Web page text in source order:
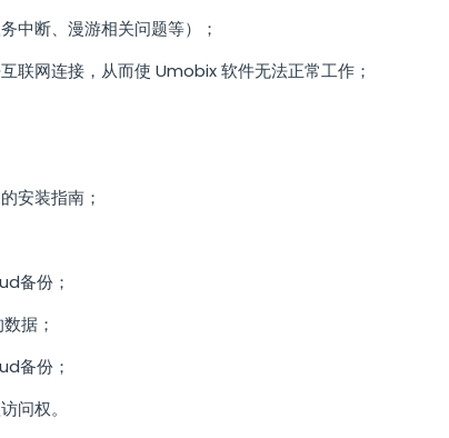
中断、漫游相关问题等）；
联网连接，从而使 Umobix 软件无法正常工作；
安装指南；
备份；
据；
备份；
问权。